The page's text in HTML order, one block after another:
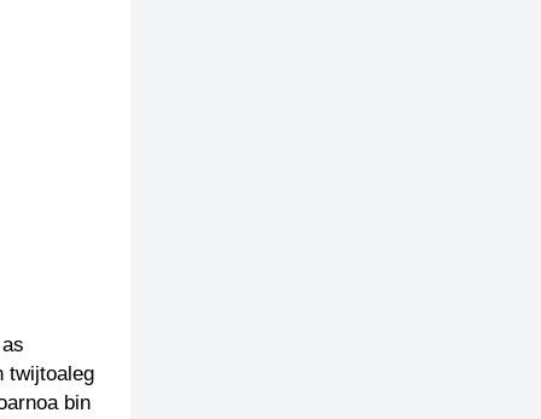
twijtoaleg
bin